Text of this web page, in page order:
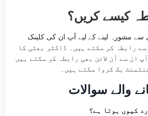
کیسے کریں؟
سے مشورہ لینے کے لیے آپ ان کی کلینک
سے رابطہ کر سکتے ہیں۔ ڈاکٹر بھٹی کا
ان سے آن لائن بھی رابطہ کر سکتے ہیں
بک کروا سکتے ہیں۔
والے سوالات
کیوں ہوتا ہے؟